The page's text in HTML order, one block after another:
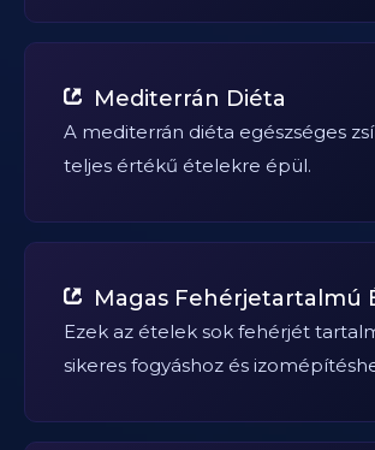
Mediterrán Diéta
A mediterrán diéta egészséges
teljes értékű ételekre épül.
Magas Fehérjetartalmú
Ezek az ételek sok fehérjét
sikeres fogyáshoz és